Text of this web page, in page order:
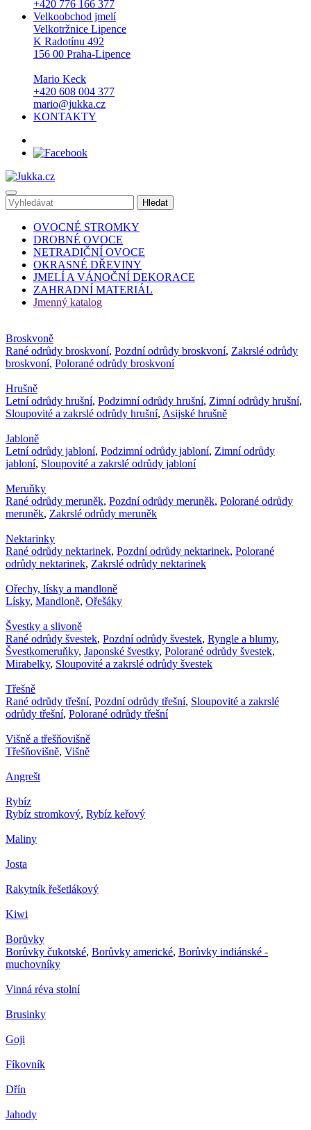
+420 776 166 377
Velkoobchod jmelí
Velkotržnice Lipence
K Radotínu 492
156 00 Praha-Lipence
Mario Keck
+420 608 004 377
mario@jukka.cz
KONTAKTY
OVOCNÉ STROMKY
DROBNÉ OVOCE
NETRADIČNÍ OVOCE
OKRASNÉ DŘEVINY
JMELÍ A VÁNOČNÍ DEKORACE
ZAHRADNÍ MATERIÁL
Jmenný katalog
Broskvoně
Rané odrůdy broskvoní, Pozdní odrůdy broskvoní, Zakrslé odrůdy
broskvoní, Polorané odrůdy broskvoní
Hrušně
Letní odrůdy hrušní, Podzimní odrůdy hrušní, Zimní odrůdy hrušní,
Sloupovité a zakrslé odrůdy hrušní, Asijské hrušně
Jabloně
Letní odrůdy jabloní, Podzimní odrůdy jabloní, Zimní odrůdy
jabloní, Sloupovité a zakrslé odrůdy jabloní
Meruňky
Rané odrůdy meruněk, Pozdní odrůdy meruněk, Polorané odrůdy
meruněk, Zakrslé odrůdy meruněk
Nektarinky
Rané odrůdy nektarinek, Pozdní odrůdy nektarinek, Polorané
odrůdy nektarinek, Zakrslé odrůdy nektarinek
Ořechy, lísky a mandloně
Lísky, Mandloně, Ořešáky
Švestky a slivoně
Rané odrůdy švestek, Pozdní odrůdy švestek, Ryngle a blumy,
Švestkomeruňky, Japonské švestky, Polorané odrůdy švestek,
Mirabelky, Sloupovité a zakrslé odrůdy švestek
Třešně
Rané odrůdy třešní, Pozdní odrůdy třešní, Sloupovité a zakrslé
odrůdy třešní, Polorané odrůdy třešní
Višně a třešňovišně
Třešňovišně, Višně
Angrešt
Rybíz
Rybíz stromkový, Rybíz keřový
Maliny
Josta
Rakytník řešetlákový
Kiwi
Borůvky
Borůvky čukotské, Borůvky americké, Borůvky indiánské -
muchovníky
Vinná réva stolní
Brusinky
Goji
Fíkovník
Dřín
Jahody